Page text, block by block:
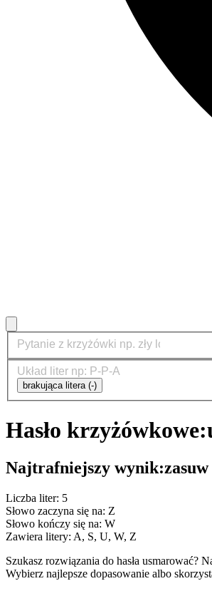
brakująca litera (-)
Hasło krzyżówkowe:
Najtrafniejszy wynik:zasuw
Liczba liter: 5
Słowo zaczyna się na: Z
Słowo kończy się na: W
Zawiera litery: A, S, U, W, Z
Szukasz rozwiązania do hasła
Wybierz najlepsze dopasowanie albo